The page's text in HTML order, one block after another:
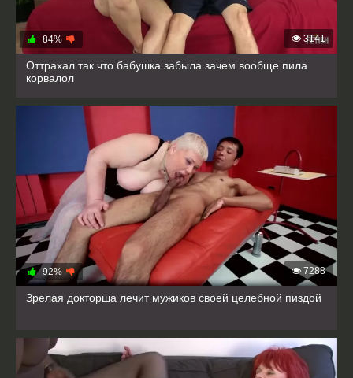
3141
84%
Оттрахал так что бабушка забыла зачем вообще пила
корвалол
7288
92%
Зрелая докторша лечит мужиков своей целебной пиздой